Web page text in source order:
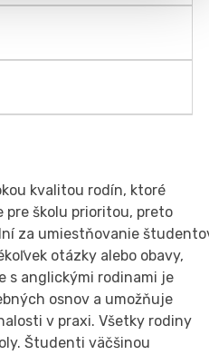
kvalitou rodín, ktoré
pre školu prioritou, preto
za umiestňovanie
otázky alebo obavy,
s anglickými rodinami je
osnov a umožňuje
v praxi. Všetky rodiny
Študenti väčšinou